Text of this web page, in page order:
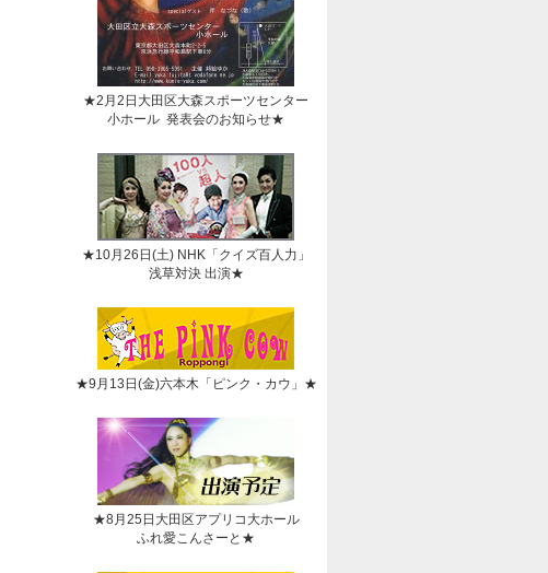
★2月2日大田区大森スポーツセンター
小ホール 発表会のお知らせ★
★10月26日(土) NHK「クイズ百人力」
浅草対決 出演★
★9月13日(金)六本木「ピンク・カウ」★
★8月25日大田区アプリコ大ホール
ふれ愛こんさーと★